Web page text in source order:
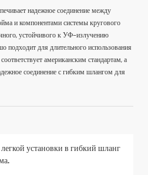
надежное соединение между
и компонентами системы кругового
устойчивого к УФ-излучению
подходит для длительного использования
американским стандартам, а
соединение с гибким шлангом для
установки в гибкий шланг